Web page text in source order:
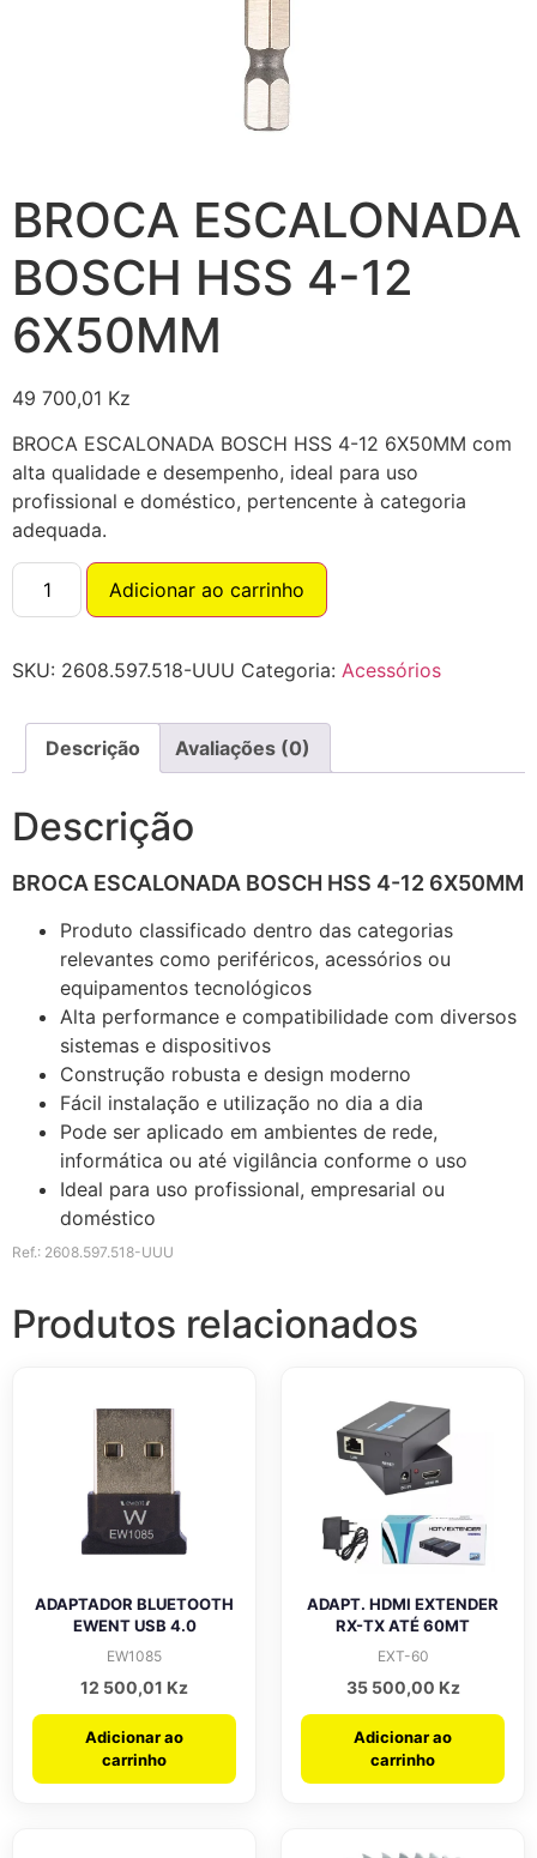
BROCA ESCALONADA
BOSCH HSS 4-12
6X50MM
49 700,01 Kz
BROCA ESCALONADA BOSCH HSS 4-12 6X50MM com
alta qualidade e desempenho, ideal para uso
profissional e doméstico, pertencente à categoria
adequada.
Adicionar ao carrinho
SKU: 2608.597.518-UUU Categoria: Acessórios
Descrição Avaliações (0)
Descrição
BROCA ESCALONADA BOSCH HSS 4-12 6X50MM
Produto classificado dentro das categorias
relevantes como periféricos, acessórios ou
equipamentos tecnológicos
Alta performance e compatibilidade com diversos
sistemas e dispositivos
Construção robusta e design moderno
Fácil instalação e utilização no dia a dia
Pode ser aplicado em ambientes de rede,
informática ou até vigilância conforme o uso
Ideal para uso profissional, empresarial ou
doméstico
Ref.: 2608.597.518-UUU
Produtos relacionados
ADAPTADOR BLUETOOTH
EWENT USB 4.0
EW1085
12 500,01 Kz
Adicionar ao
carrinho
ADAPT. HDMI EXTENDER
RX-TX ATÉ 60MT
EXT-60
35 500,00 Kz
Adicionar ao
carrinho